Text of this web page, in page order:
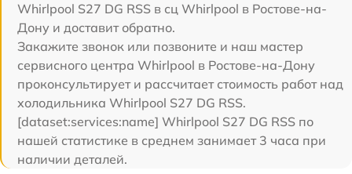
Whirlpool S27 DG RSS в сц Whirlpool в Ростове-на-
Дону и доставит обратно.
Закажите звонок или позвоните и наш мастер
сервисного центра Whirlpool в Ростове-на-Дону
проконсультирует и рассчитает стоимость работ над
холодильника Whirlpool S27 DG RSS.
[dataset:services:name] Whirlpool S27 DG RSS по
нашей статистике в среднем занимает 3 часа при
наличии деталей.